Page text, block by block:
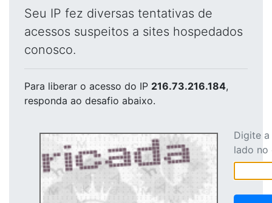
Seu IP fez diversas tentativas de
acessos suspeitos a sites hospedados
conosco.
Para liberar o acesso do IP 216.73.216.184,
responda ao desafio abaixo.
Digite
lado no